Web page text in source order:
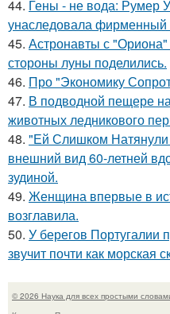
44. Гены - не вода: Румер
унаследовала
45. Астронавты с
стороны луны поделились.
46. Про "Экономику
47. В подводной пещере
животных ледникового
48. "Ей Слишком Натянули
внешний вид 60-летней
зудиной.
49. Женщина впервые в
возглавила.
50. У берегов Португалии
звучит почти как морская
© 2026 Наука для всех простыми